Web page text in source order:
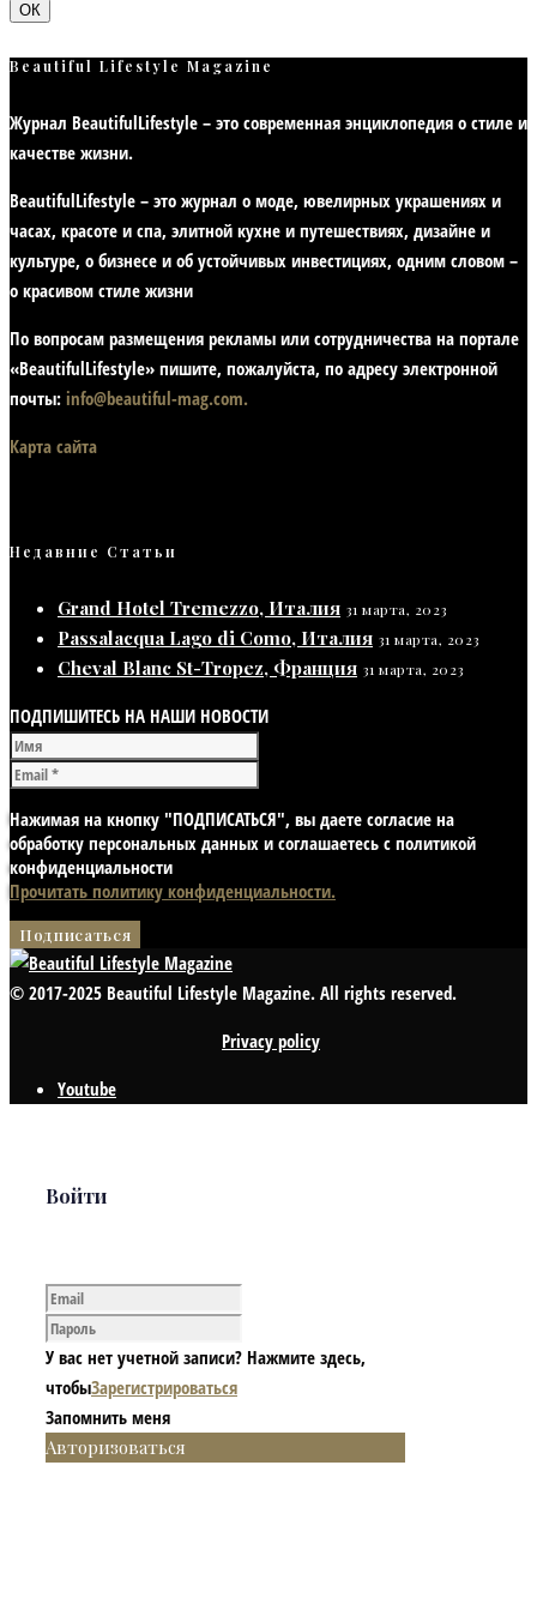
ОК
Beautiful Lifestyle Magazine
Журнал BeautifulLifestyle – это современная энциклопедия о стиле и
качестве жизни.
BeautifulLifestyle – это журнал о моде, ювелирных украшениях и
часах, красоте и спа, элитной кухне и путешествиях, дизайне и
культуре, о бизнесе и об устойчивых инвестициях, одним словом –
о красивом стиле жизни
По вопросам размещения рекламы или сотрудничества на портале
«BeautifulLifestyle» пишите, пожалуйста, по адресу электронной
почты: info@beautiful-mag.com.
Карта сайта
Недавние Статьи
Grand Hotel Tremezzo, Италия 31 марта, 2023
Passalacqua Lago di Como, Италия 31 марта, 2023
Cheval Blanc St-Tropez, Франция 31 марта, 2023
ПОДПИШИТЕСЬ НА НАШИ НОВОСТИ
Нажимая на кнопку "ПОДПИСАТЬСЯ", вы даете согласие на
обработку персональных данных и соглашаетесь с политикой
конфиденциальности
Прочитать политику конфиденциальности.
© 2017-2025 Beautiful Lifestyle Magazine. All rights reserved.
Privacy policy
Youtube
Войти
У вас нет учетной записи? Нажмите здесь,
чтобыЗарегистрироваться
Запомнить меня
Авторизоваться